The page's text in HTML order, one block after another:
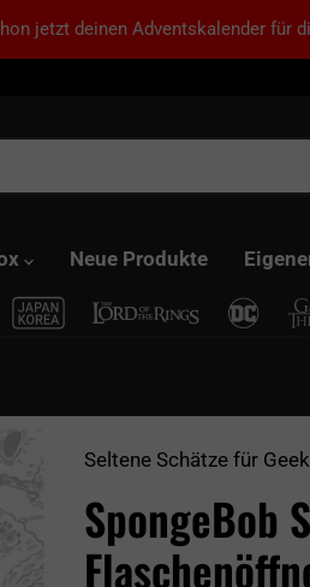
jetzt deinen Adventskalender für
Neue Produkte
Seltene Schätze für
SpongeBob